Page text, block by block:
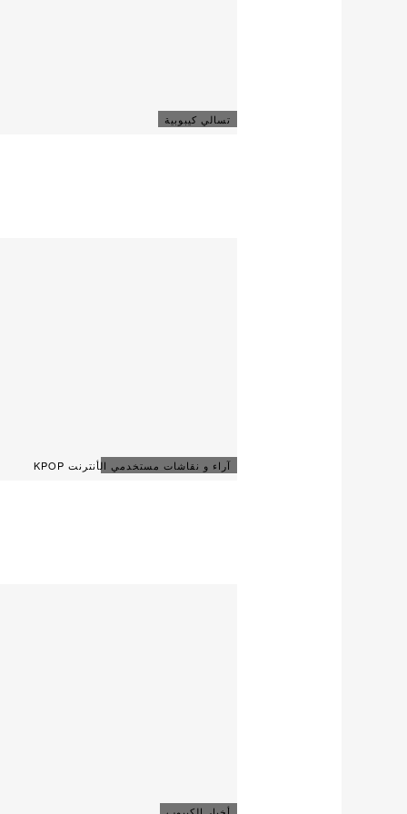
تسالي كيبوبية
آراء و نقاشات مستخدمي الأنترنت KPOP